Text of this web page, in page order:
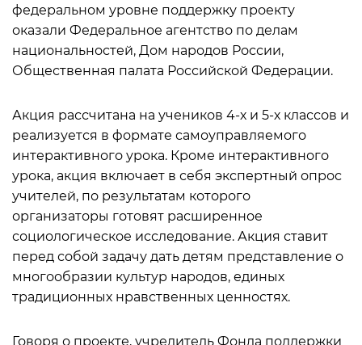
федеральном уровне поддержку проекту
оказали Федеральное агентство по делам
национальностей, Дом народов России,
Общественная палата Российской Федерации.
Акция рассчитана на учеников 4-х и 5-х классов и
реализуется в формате самоуправляемого
интерактивного урока. Кроме интерактивного
урока, акция включает в себя экспертный опрос
учителей, по результатам которого
организаторы готовят расширенное
социологическое исследование. Акция ставит
перед собой задачу дать детям представление о
многообразии культур народов, единых
традиционных нравственных ценностях.
Говоря о проекте, учредитель Фонда поддержки